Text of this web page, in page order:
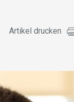
Artikel drucken